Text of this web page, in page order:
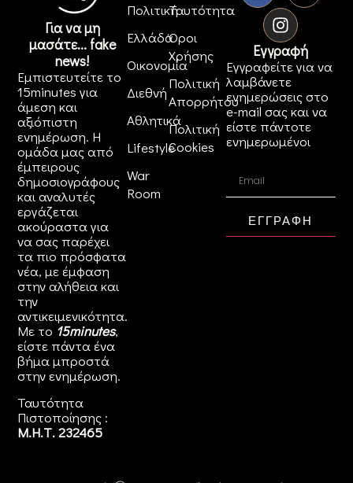
Για να μη
μασάτε... fake
news!
Εμπιστευτείτε το
15minutes για
άμεση και
αξιόπιστη
ενημέρωση. Η
ομάδα μας από
έμπειρους
δημοσιογράφους
και αναλυτές
εργάζεται
ακούραστα για
να σας παρέχει
τα πιο πρόσφατα
νέα, με έμφαση
στην αλήθεια και
την
αντικειμενικότητα.
Με το 15minutes,
είστε πάντα ένα
βήμα μπροστά
στηνενημέρωση.
Ταυτότητα
Πιστοποίησης :
Μ.Η.Τ. 232465
Πολιτική
Ελλάδα
Οικονομία
Διεθνή
Αθλητικά
Lifestyle
War
Room
Ταυτότητα
Όροι
Χρήσης
Πολιτική
Απορρήτου
Πολιτική
Cookies
Εγγραφή
Εγγραφείτε για να
λαμβάνετε
ενημερώσεις στο
e-mail σας και να
είστε πάντοτε
ενημερωμένοι
ΕΓΓΡΑΦΗ